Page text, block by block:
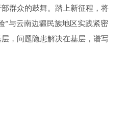
群众的鼓舞。踏上新征程，将
”与云南边疆民族地区实践紧密
，问题隐患解决在基层，谱写